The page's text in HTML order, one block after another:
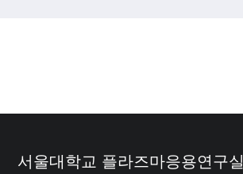
서울대학교 플라즈마응용연구실